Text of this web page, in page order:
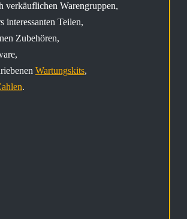
verkäuflichen Warengruppen,
interessanten Teilen,
Zubehören,
Wartungskits,
.